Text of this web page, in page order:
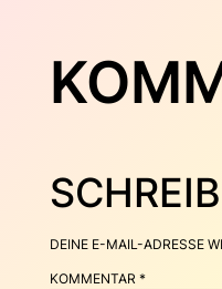
DEINE E-MAIL-ADRESSE
KOMMENTAR*